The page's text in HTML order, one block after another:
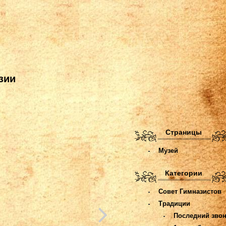
Страницы
Музей
Категории
Совет Гимназистов
Традиции
Последний